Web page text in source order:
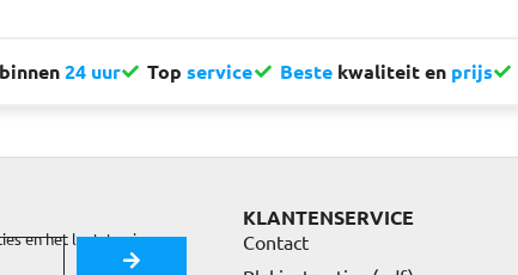
24 uur Top service Bestekwaliteit en prijs
en het laatste nieuws.
KLANTENSERVICE
Contact